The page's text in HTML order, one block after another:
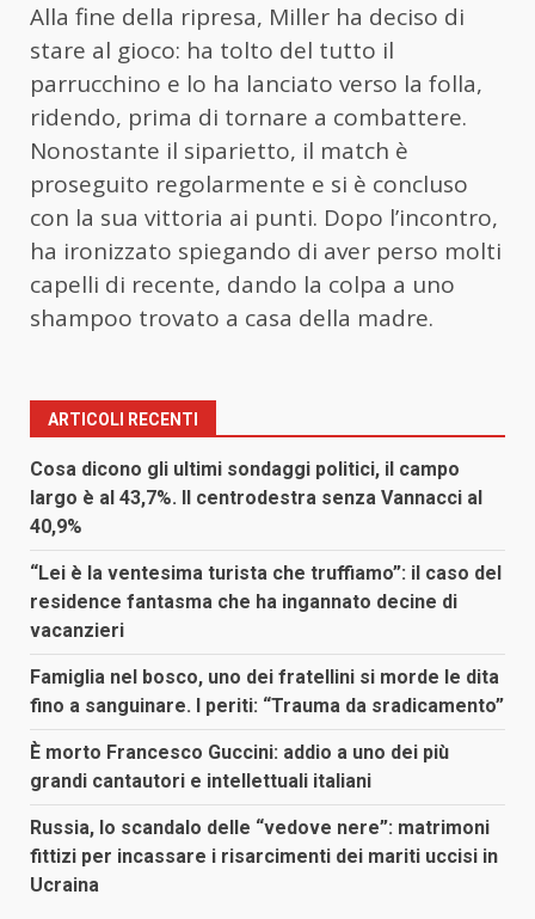
Alla fine della ripresa, Miller ha deciso di
stare al gioco: ha tolto del tutto il
parrucchino e lo ha lanciato verso la folla,
ridendo, prima di tornare a combattere.
Nonostante il siparietto, il match è
proseguito regolarmente e si è concluso
con la sua vittoria ai punti. Dopo l’incontro,
ha ironizzato spiegando di aver perso molti
capelli di recente, dando la colpa a uno
shampoo trovato a casa della madre.
ARTICOLI RECENTI
Cosa dicono gli ultimi sondaggi politici, il campo
largo è al 43,7%. Il centrodestra senza Vannacci al
40,9%
“Lei è la ventesima turista che truffiamo”: il caso del
residence fantasma che ha ingannato decine di
vacanzieri
Famiglia nel bosco, uno dei fratellini si morde le dita
fino a sanguinare. I periti: “Trauma da sradicamento”
È morto Francesco Guccini: addio a uno dei più
grandi cantautori e intellettuali italiani
Russia, lo scandalo delle “vedove nere”: matrimoni
fittizi per incassare i risarcimenti dei mariti uccisi in
Ucraina